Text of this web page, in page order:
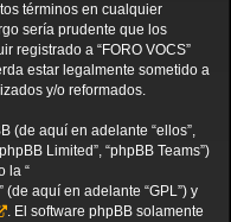
términos en cualquier
sería prudente que los
registrado a “FORO VOCS”
estar legalmente sometido a
y/o reformados.
(de aquí en adelante “ellos”,
Limited”, “phpBB Teams”)
la “
” (de aquí en adelante “GPL”) y
. El software phpBB solamente